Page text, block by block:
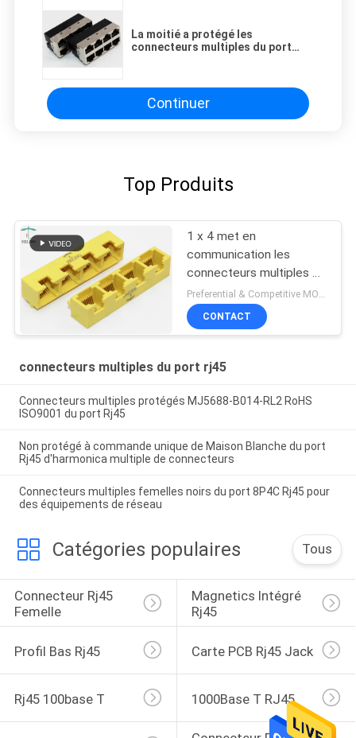
La moitié a protégé les
connecteurs multiples du port
Continuer
Top Produits
1 x 4 met en
communication les
connecteurs multiples de
port de l'EE Rj45/port à
angle droit de LAN du
plug and play RJ45
Preferential & Competitive MOQ:2000
CONTACT
connecteurs multiples du port rj45
Connecteurs multiples protégés MJ5688-B014-RL2 RoHS
ISO9001 du port Rj45
Non protégé à commande unique de Maison Blanche du port
Rj45 d'harmonica multiple de connecteurs
Connecteurs multiples femelles noirs du port 8P4C Rj45 pour
des équipements de réseau
Catégories populaires Tous
Connecteur Rj45
Femelle
Magnetics Intégré
Rj45
Profil Bas Rj45 Carte PCB Rj45 Jack
Rj45 100base T 1000Base T RJ45